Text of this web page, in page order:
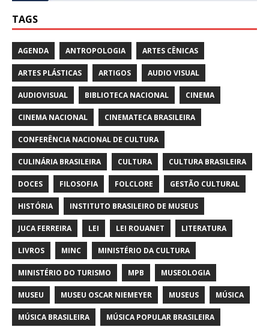
TAGS
AGENDA ANTROPOLOGIA ARTES CÊNICAS
ARTES PLÁSTICAS ARTIGOS AUDIO VISUAL
AUDIOVISUAL BIBLIOTECA NACIONAL CINEMA
CINEMA NACIONAL CINEMATECA BRASILEIRA
CONFERÊNCIA NACIONAL DE CULTURA
CULINÁRIA BRASILEIRA CULTURA CULTURA BRASILEIRA
DOCES FILOSOFIA FOLCLORE GESTÃO CULTURAL
HISTÓRIA INSTITUTO BRASILEIRO DE MUSEUS
JUCA FERREIRA LEI LEI ROUANET LITERATURA
LIVROS MINC MINISTÉRIO DA CULTURA
MINISTÉRIO DO TURISMO MPB MUSEOLOGIA
MUSEU MUSEU OSCAR NIEMEYER MUSEUS MÚSICA
MÚSICA BRASILEIRA MÚSICA POPULAR BRASILEIRA